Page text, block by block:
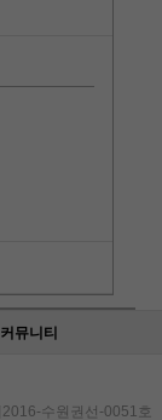
커뮤니티
수원권선-0051호